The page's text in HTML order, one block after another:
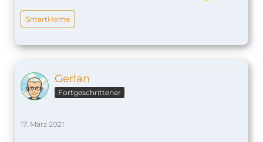
SmartHome
Gerlan
Fortgeschrittener
17. März 2021